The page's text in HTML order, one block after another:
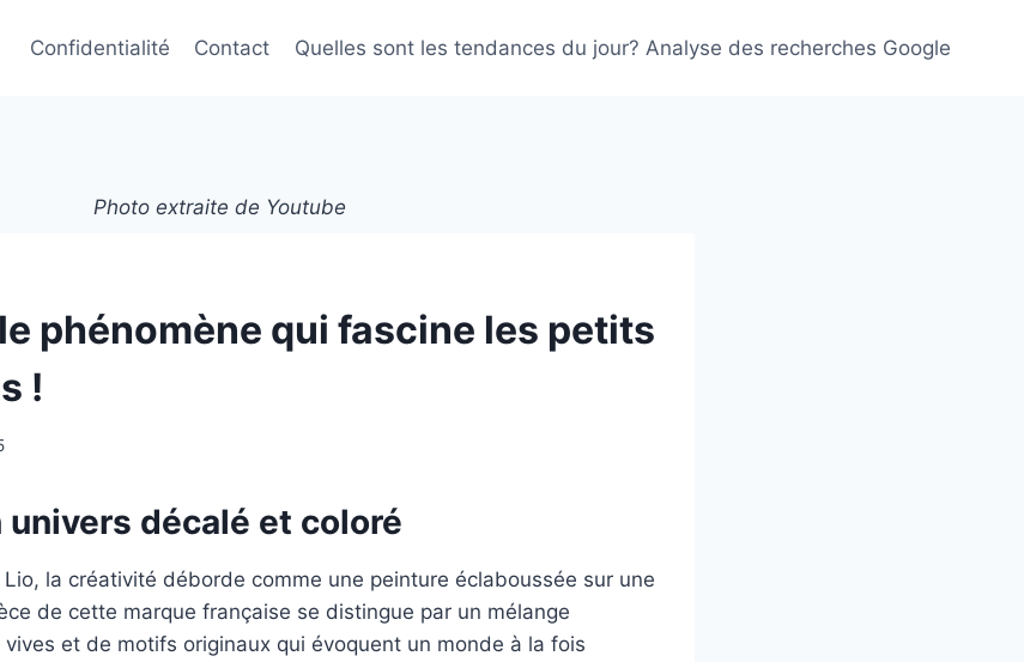
Confidentialité Contact Quelles sont les tendances du jour? Analyse des recherches Google
Photo extraite de Youtube
phénomène qui fascine les petits
!
univers décalé et coloré
Lio, la créativité déborde comme une peinture éclaboussée sur une
de cette marque française se distingue par un mélange
et de motifs originaux qui évoquent un monde à la fois